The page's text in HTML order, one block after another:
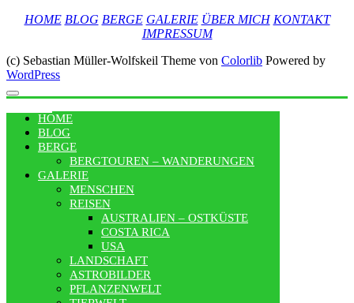
HOME BLOG BERGE GALERIE ÜBER MICH KONTAKT
IMPRESSUM
(c) Sebastian Müller-Wolfskeil Theme von Colorlib Powered by
WordPress
MENU
HOME
BLOG
BERGE
BERGTOUREN – WANDERUNGEN
GALERIE
MENSCHEN
REISEN
AUSTRALIEN – OSTKÜSTE
COSTA RICA
USA
LANDSCHAFT
ASTROBILDER
PFLANZENWELT